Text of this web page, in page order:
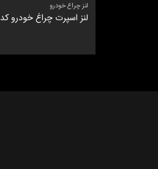
لنز چراغ خودرو
لنز اسپرت چراغ خودرو کد 002